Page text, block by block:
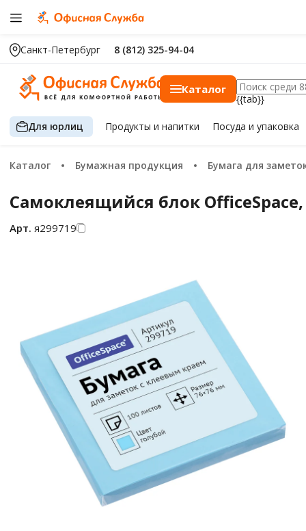
Санкт-Петербург 8 (812) 325-94-04
Каталог
{{tab}}
Для юрлиц Продуктыи напитки Посуда и упаковка
Каталог Бумажная продукция Бумага для
Самоклеящийся блок
Арт. я299719